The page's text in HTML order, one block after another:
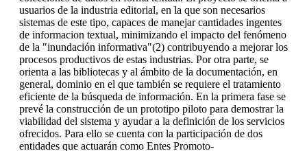
usuarios de la industria editorial, en la que son necesarios
sistemas de este tipo, capaces de manejar cantidades ingentes
de informacion textual, minimizando el impacto del fenómeno
de la "inundación informativa"(2) contribuyendo a mejorar los
procesos productivos de estas industrias. Por otra parte, se
orienta a las bibliotecas y al ámbito de la documentación, en
general, dominio en el que también se requiere el tratamiento
eficiente de la búsqueda de información. En la primera fase se
prevé la construcción de un prototipo piloto para demostrar la
viabilidad del sistema y ayudar a la definición de los servicios
ofrecidos. Para ello se cuenta con la participación de dos
entidades que actuarán como Entes Promoto-